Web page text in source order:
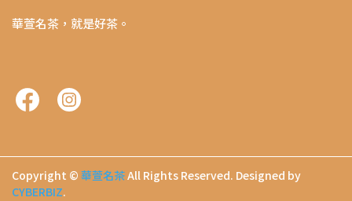
華萱名茶，就是好茶。
Copyright © 華萱名茶All Rights Reserved. Designed by
CYBERBIZ.